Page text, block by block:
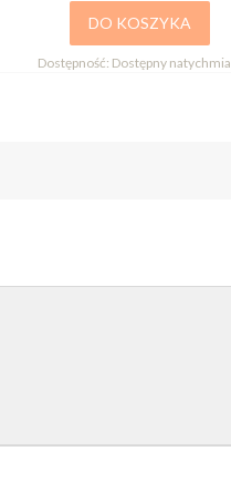
DO KOSZYKA
Dostępność: Dostępny